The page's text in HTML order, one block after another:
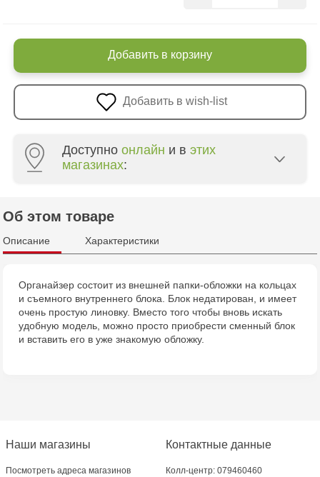
Добавить в корзину
Добавить в wish-list
Доступно онлайн и в этих
магазинах:
Crafti Botanica - bd. Dacia, 49/14
Crafti Riscani - bd. Moscova, 2
Multistore Centru - bd. Cantemir, 6
Об этом товаре
Описание Характеристики
Органайзер состоит из внешней папки-обложки на кольцах
и съемного внутреннего блока. Блок недатирован, и имеет
очень простую линовку. Вместо того чтобы вновь искать
удобную модель, можно просто приобрести сменный блок
и вставить его в уже знакомую обложку.
Наши магазины
Посмотреть адреса магазинов
Контактные данные
Колл-центр: 079460460